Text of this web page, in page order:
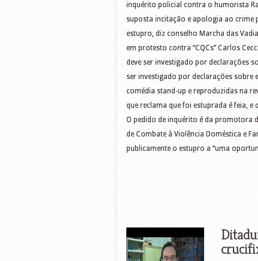
inquérito policial contra o humorista
suposta incitação e apologia ao crime
estupro, diz conselho Marcha das
em protesto contra “CQCs” Carlos
deve ser investigado por declarações
ser investigado por declarações sobre
comédia stand-up e reproduzidas na
que reclama que foi estuprada é feia,
O pedido de inquérito é da promotora
de Combate à Violência Doméstica e
publicamente o estupro a “uma